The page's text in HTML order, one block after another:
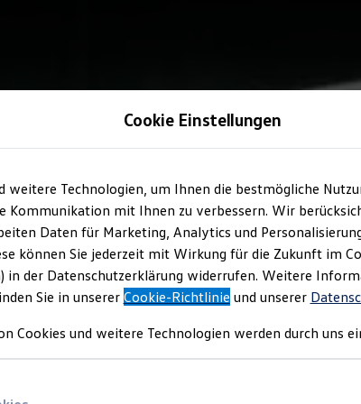
Cookie Einstellungen
weitere Technologien, um Ihnen die bestmögliche
Kommunikation mit Ihnen zu verbessern. Wir
Daten für Marketing, Analytics und
können Sie jederzeit mit Wirkung für die Zukunft im
in der Datenschutzerklärung widerrufen. Weitere
Sie in unsererCookie-Richtlinie und unserer
Cookies und weitere Technologien werden durch uns